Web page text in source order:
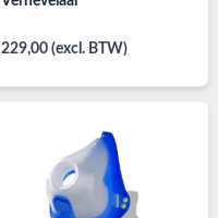
229,00 (excl. BTW)